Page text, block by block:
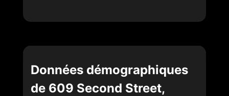
Données démographiques
de 609 Second Street,